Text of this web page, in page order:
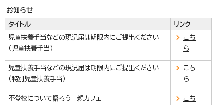
お知らせ
タイトル
リンク
児童扶養手当などの現況届は期限内にご提出ください
（児童扶養手当）
こち
ら
児童扶養手当などの現況届は期限内にご提出ください
（特別児童扶養手当）
こち
ら
不登校について語ろう 親カフェ
こち